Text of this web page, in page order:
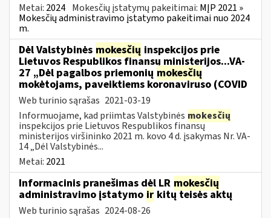
Metai: 2024 Mokesčių įstatymų pakeitimai: MĮP 2021 »
Mokesčių administravimo įstatymo pakeitimai nuo 2024
m.
Dėl Valstybinės mokesčių inspekcijos prie
Lietuvos Respublikos finansų ministerijos...VA-
27 „Dėl pagalbos priemonių mokesčių
mokėtojams, paveiktiems koronaviruso (COVID
Web turinio sąrašas 2021-03-19
Informuojame, kad priimtas Valstybinės mokesčių
inspekcijos prie Lietuvos Respublikos finansų
ministerijos viršininko 2021 m. kovo 4 d. įsakymas Nr. VA-
14 „Dėl Valstybinės...
Metai: 2021
Informacinis pranešimas dėl LR mokesčių
administravimo įstatymo ir kitų teisės aktų
Web turinio sąrašas 2024-08-26